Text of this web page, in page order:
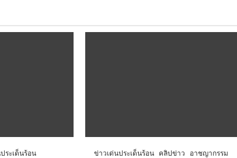
ระเด็นร้อน ข่าวเด่นประเด็นร้อน คลิปข่าว อาชญากรรม